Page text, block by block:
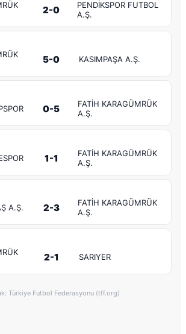
2-0
PENDİKSPOR FUTBOL
A.Ş.
5-0 KASIMPAŞA A.Ş.
0-5
FATİH KARAGÜMRÜK
A.Ş.
1-1
FATİH KARAGÜMRÜK
A.Ş.
A.Ş. 2-3
FATİH KARAGÜMRÜK
A.Ş.
2-1 SARIYER
Türkiye Futbol Federasyonu (tff.org)